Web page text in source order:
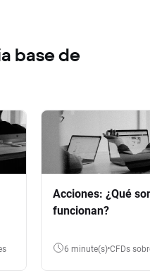
base de
Acciones: ¿Qué
funcionan?
6 minute(s) CFDs